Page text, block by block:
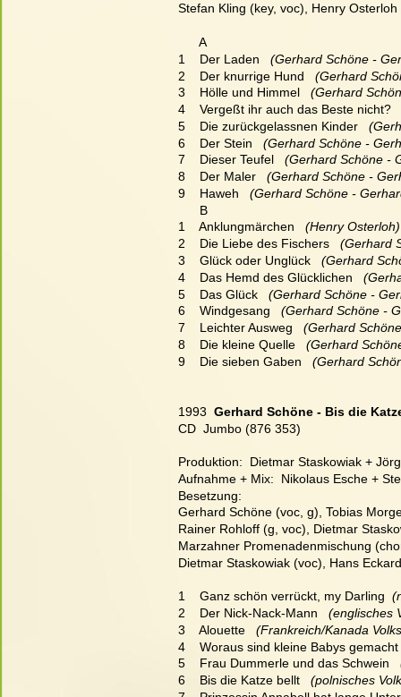
Stefan Kling (key, voc), Henry
      A
1    Der Laden
(Gerhard Schöne -
2    Der knurrige Hund
(Gerhard
3    Hölle und Himmel
(Gerhard
4    Vergeßt ihr auch das Beste nicht?
5    Die zurückgelassnen Kinder
6    Der Stein
(Gerhard Schöne -
7    Dieser Teufel
(Gerhard Schöne -
8    Der Maler
(Gerhard Schöne -
9    Haweh
(Gerhard Schöne -
      B
1    Anklungmärchen
(Henry Osterloh)
2    Die Liebe des Fischers
(Gerhard
3    Glück oder Unglück
(Gerhard
4    Das Hemd des Glücklichen
5    Das Glück
(Gerhard Schöne -
6    Windgesang
(Gerhard Schöne -
7    Leichter Ausweg
(Gerhard
8    Die kleine Quelle
(Gerhard
9    Die sieben Gaben
(Gerhard
1993 Gerhard Schöne - Bis die
CD  Jumbo (876 353)
Produktion:  Dietmar Staskowiak +
Aufnahme + Mix:  Nikolaus Esche +
Besetzung:
Gerhard Schöne (voc, g), Tobias
Rainer Rohloff (g, voc), Dietmar
Marzahner Promenadenmischung
Dietmar Staskowiak (voc), Hans
1    Ganz schön verrückt, my Darling
2    Der Nick-Nack-Mann
(englisches
3    Alouette
(Frankreich/Kanada
4    Woraus sind kleine Babys gemacht
5    Frau Dummerle und das Schwein
6    Bis die Katze bellt
(polnisches